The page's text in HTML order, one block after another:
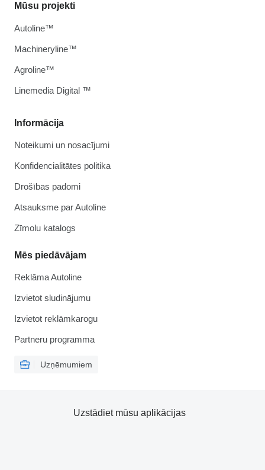
Informācija
Noteikumi un nosacījumi
Konfidencialitātes politika
Drošības padomi
Atsauksme par Autoline
Zīmolu katalogs
Mēs piedāvājam
Reklāma Autoline
Izvietot sludinājumu
Izvietot reklāmkarogu
Partneru programma
Uzņēmumiem
Mūsu projekti
Autoline™
Machineryline™
Agroline™
Linemedia Digital ™
Uzstādiet mūsu aplikācijas